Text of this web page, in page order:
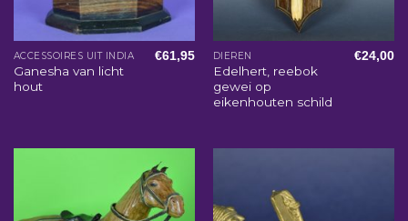
ACCESSOIRES UIT INDIA
Ganesha van licht
hout
€61,95 DIEREN
Edelhert, reebok
gewei op
eikenhouten schild
€24,00